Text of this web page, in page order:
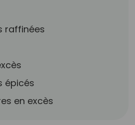
raffinées
épicés
en excès